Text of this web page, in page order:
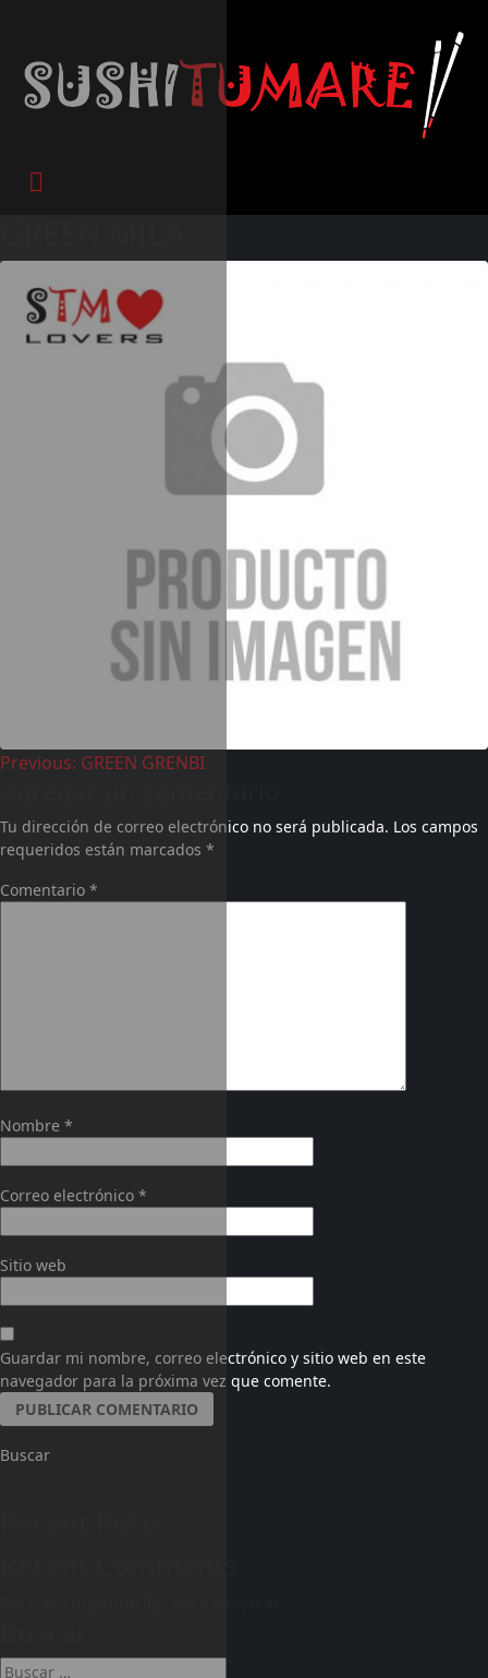
Previous: GREEN GRENBI
Tu dirección de correo electrónico no será publicada. Los campos
requeridos están marcados *
Comentario *
Nombre *
Correo electrónico *
Sitio web
Guardar mi nombre, correo electrónico y sitio web en este
navegador para la próxima vez que comente.
Buscar